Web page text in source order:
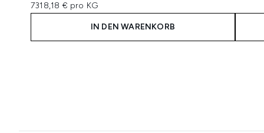
7318,18 € pro KG
IN DEN WARENKORB